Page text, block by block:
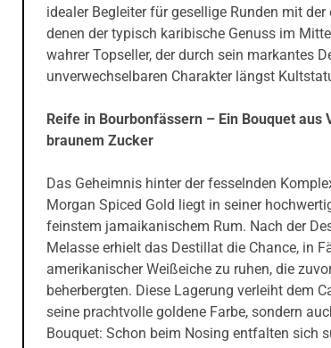
idealer Begleiter für gesellige Runden mit der
denen der typisch karibische Genuss im
wahrer Topseller, der durch sein markantes
unverwechselbaren Charakter längst
Reife in Bourbonfässern – Ein Bouquet aus
braunem Zucker
Das Geheimnis hinter der fesselnden
Morgan Spiced Gold liegt in seiner
feinstem jamaikanischem Rum. Nach der
Melasse erhielt das Destillat die Chance, in
amerikanischer Weißeiche zu ruhen, die
beherbergten. Diese Lagerung verleiht dem
seine prachtvolle goldene Farbe, sondern
Bouquet: Schon beim Nosing entfalten sich